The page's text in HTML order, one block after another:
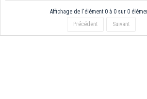
Affichage de l'élément 0 à 0 sur 0
Précédent
Suivant